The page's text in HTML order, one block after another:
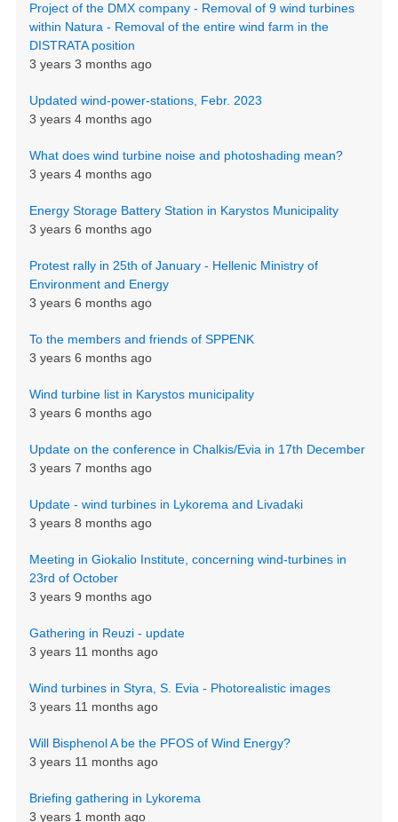
Project of the DMX company - Removal of 9 wind turbines
within Natura - Removal of the entire wind farm in the
DISTRATA position
3 years 3 months ago
Updated wind-power-stations, Febr. 2023
3 years 4 months ago
What does wind turbine noise and photoshading mean?
3 years 4 months ago
Energy Storage Battery Station in Karystos Municipality
3 years 6 months ago
Protest rally in 25th of January - Hellenic Ministry of
Environment and Energy
3 years 6 months ago
To the members and friends of SPPENK
3 years 6 months ago
Wind turbine list in Karystos municipality
3 years 6 months ago
Update on the conference in Chalkis/Evia in 17th December
3 years 7 months ago
Update - wind turbines in Lykorema and Livadaki
3 years 8 months ago
Meeting in Giokalio Institute, concerning wind-turbines in
23rd of October
3 years 9 months ago
Gathering in Reuzi - update
3 years 11 months ago
Wind turbines in Styra, S. Evia - Photorealistic images
3 years 11 months ago
Will Bisphenol A be the PFOS of Wind Energy?
3 years 11 months ago
Briefing gathering in Lykorema
3 years 1 month ago